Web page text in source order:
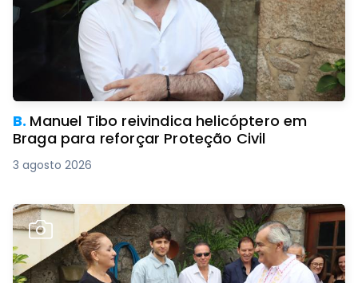
B. Manuel Tibo reivindica helicóptero em
Braga para reforçar Proteção Civil
3 agosto 2026